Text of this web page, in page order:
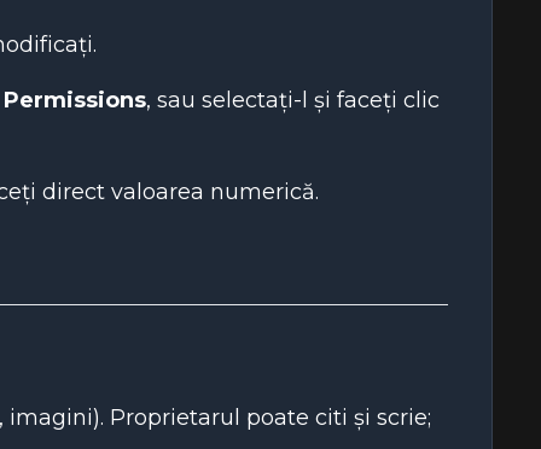
, sau selectați-l și faceți clic
direct valoarea numerică.
Proprietarul poate citi și scrie;